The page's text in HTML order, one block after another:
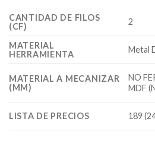
CANTIDAD DE FILOS
(CF)
2
MATERIAL
HERRAMIENTA
Metal
MATERIAL A MECANIZAR
(MM)
NO
MDF
LISTA DE PRECIOS 189